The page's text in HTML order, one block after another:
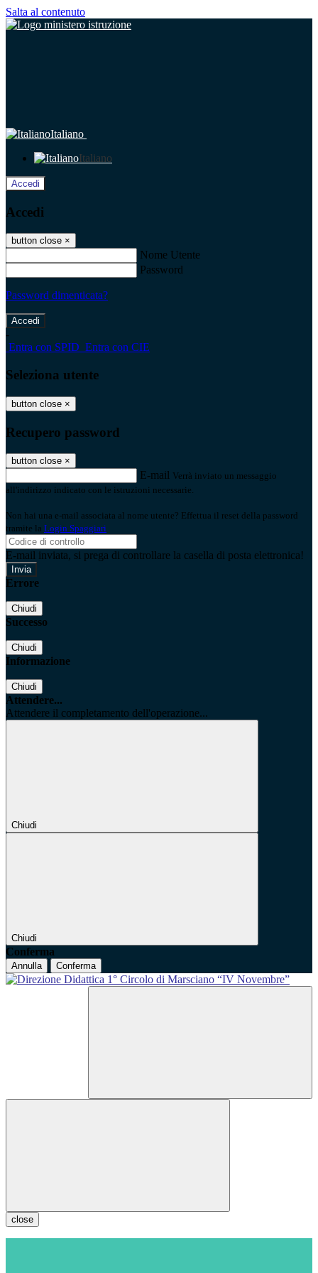
Salta al contenuto
Italiano
Italiano
Accedi
Accedi
button close ×
Nome Utente
Password
Password dimenticata?
-
Entra con SPID Entra con CIE
Seleziona utente
button close ×
Recupero password
button close ×
E-mail Verrà inviato un messaggio
all'indirizzo indicato con le istruzioni necessarie.
Non hai una e-mail associata al nome utente? Effettua il reset della password
tramite la Login Spaggiari
E-mail inviata, si prega di controllare la casella di posta elettronica!
Errore
Chiudi
Successo
Chiudi
Informazione
Chiudi
Attendere...
Attendere il completamento dell'operazione...
Chiudi
Chiudi
Conferma
Annulla Conferma
close